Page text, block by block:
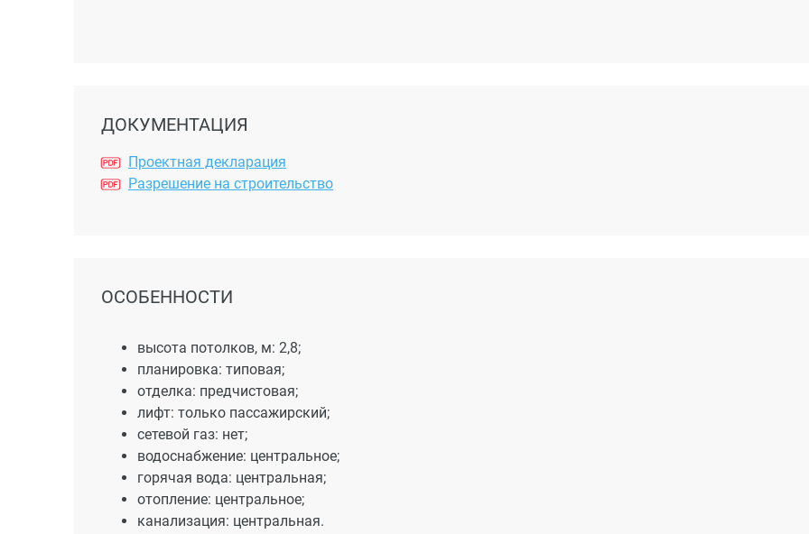
ДОКУМЕНТАЦИЯ
Проектная декларация
Разрешение на строительство
ОСОБЕННОСТИ
высота потолков, м: 2,8;
планировка: типовая;
отделка: предчистовая;
лифт: только пассажирский;
сетевой газ: нет;
водоснабжение: центральное;
горячая вода: центральная;
отопление: центральное;
канализация: центральная.